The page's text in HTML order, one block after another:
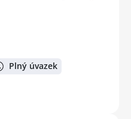
Plný úvazek